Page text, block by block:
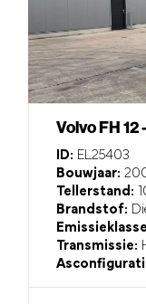
Volvo FH 12
ID: EL25403
Bouwjaar:
Tellerstand:
Brandstof:
Transmissie: